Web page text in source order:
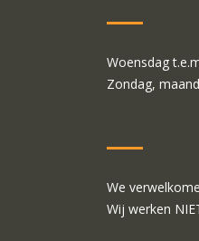
Woensdag
Zondag,
We
Wij werken